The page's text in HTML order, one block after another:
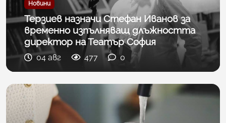
Новини
Терзиев назначи Стефан Иванов за
временно изпълняващ длъжността
директор на Театър София
04 авг 477 0